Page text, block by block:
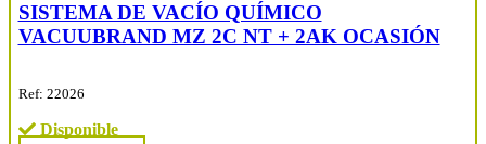
SISTEMA DE VACÍO QUÍMICO
VACUUBRAND MZ 2C NT + 2AK OCASIÓN
Ref: 22026
Disponible